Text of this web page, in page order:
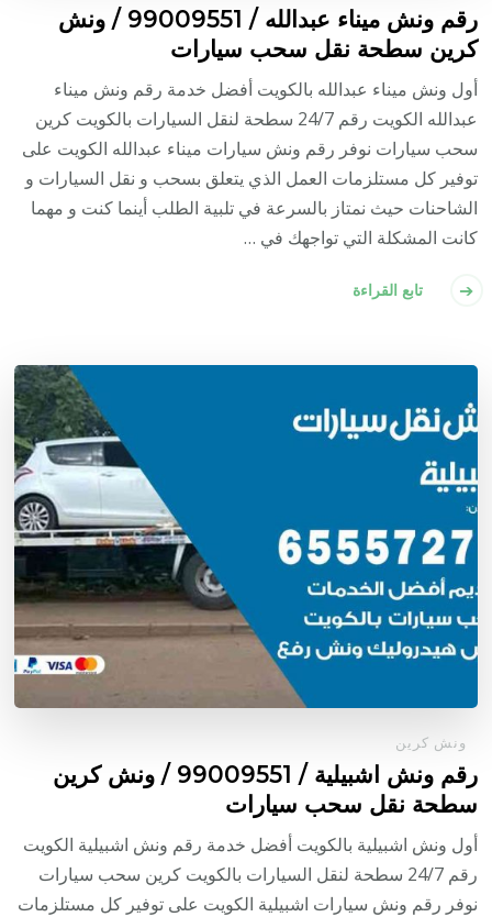
رقم ونش ميناء عبدالله / 99009551‬ / ونش
كرين سطحة نقل سحب سيارات
أول ونش ميناء عبدالله بالكويت أفضل خدمة رقم ونش ميناء
عبدالله الكويت رقم 24/7 سطحة لنقل السيارات بالكويت كرين
سحب سيارات نوفر رقم ونش سيارات ميناء عبدالله الكويت على
توفير كل مستلزمات العمل الذي يتعلق بسحب و نقل السيارات و
الشاحنات حيث نمتاز بالسرعة في تلبية الطلب أينما كنت و مهما
كانت المشكلة التي تواجهك في …
تابع القراءة
ونش كرين
رقم ونش اشبيلية / 99009551‬ / ونش كرين
سطحة نقل سحب سيارات
أول ونش اشبيلية بالكويت أفضل خدمة رقم ونش اشبيلية الكويت
رقم 24/7 سطحة لنقل السيارات بالكويت كرين سحب سيارات
نوفر رقم ونش سيارات اشبيلية الكويت على توفير كل مستلزمات